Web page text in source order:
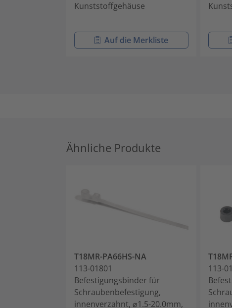
Kunststoffgehäuse
Auf die Merkliste
Ähnliche Produkte
T18MR-PA66HS-NA
113-01801
Befestigungsbinder für
Schraubenbefestigung,
innenverzahnt, ⌀1.5-20.0mm,
113-